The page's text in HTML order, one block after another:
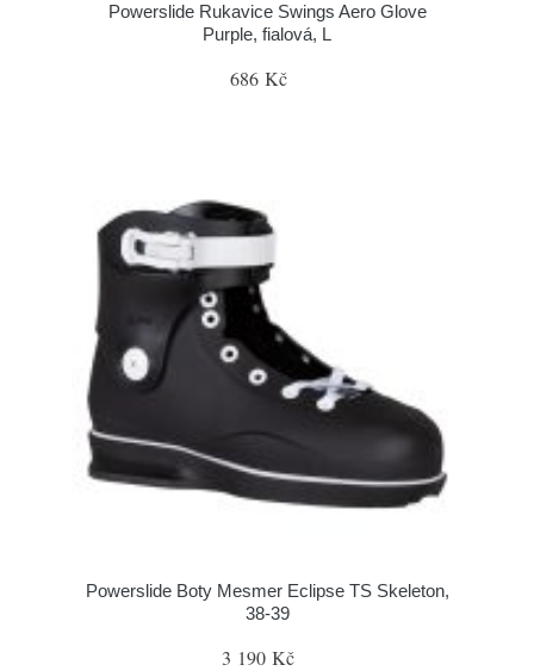
Powerslide Rukavice Swings Aero Glove
Purple, fialová, L
686 Kč
Powerslide Boty Mesmer Eclipse TS Skeleton,
38-39
3 190 Kč